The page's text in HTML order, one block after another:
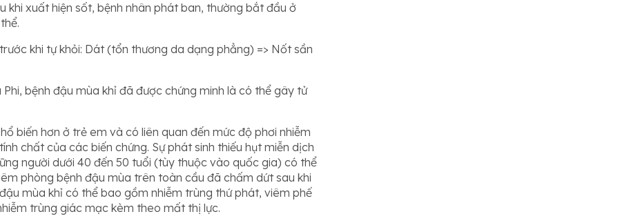
khi xuất hiện sốt, bệnh nhân phát ban, thường bắt đầu ở
khi tự khỏi: Dát (tổn thương da dạng phẳng) => Nốt sần
bệnh đậu mùa khỉ đã được chứng minh là có thể gây tử
biến hơn ở trẻ em và có liên quan đến mức độ phơi nhiễm
chất của các biến chứng. Sự phát sinh thiếu hụt miễn dịch
người dưới 40 đến 50 tuổi (tùy thuộc vào quốc gia) có thể
phòng bệnh đậu mùa trên toàn cầu đã chấm dứt sau khi
mùa khỉ có thể bao gồm nhiễm trùng thứ phát, viêm phế
trùng giác mạc kèm theo mất thị lực.